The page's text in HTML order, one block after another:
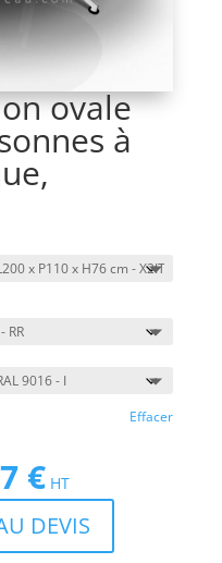
ovale
à
Effacer
€Le
prix
actuel
est :
HT
DEVIS